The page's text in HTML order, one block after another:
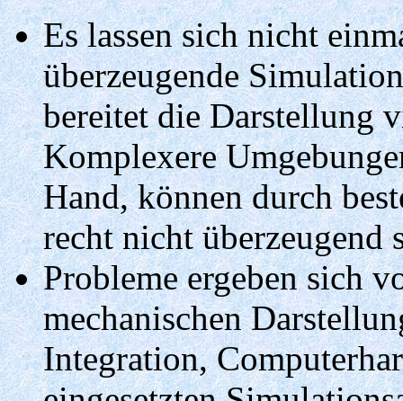
Es lassen sich nicht
überzeugende
bereitet die Darstellung
Komplexere
Hand, können durch
recht nicht überzeugend
Probleme ergeben sich
mechanischen
Integration,